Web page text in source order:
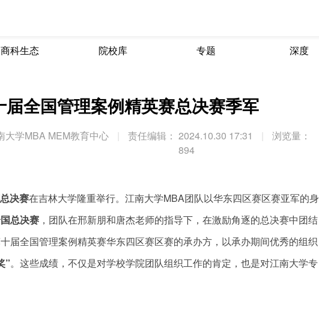
商科生态 院校库 专题 深度
全国管理案例精英赛总决赛季军
大学MBA MEM教育中心
责任编辑： 2024.10.30 17:31
浏览量：
894
决赛在吉林大学隆重举行。江南大学MBA团队以华东四区赛区赛亚军的身
总决赛 ，团队在邢新朋和唐杰老师的指导下，在激励角逐的总决赛中团结
届全国管理案例精英赛华东四区赛区赛的承办方，以承办期间优秀的组织
”。这些成绩，不仅是对学校学院团队组织工作的肯定，也是对江南大学专